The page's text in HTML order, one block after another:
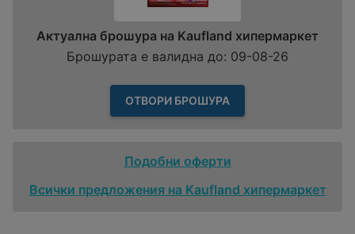
Актуална брошура на Kaufland хипермаркет
Брошурата е валидна до: 09-08-26
ОТВОРИ БРОШУРА
Подобни оферти
Всички предложения на Kaufland хипермаркет